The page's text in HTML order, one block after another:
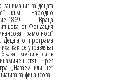
за децата
към Народно
1869" - Враца
от Фондация
грамотност“
от програма
как се управляват
мечтите си в
свят. Чрез
„Назаем или не“
за финансова